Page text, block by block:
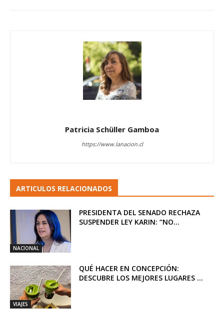
Patricia Schüller Gamboa
https://www.lanacion.cl
ARTICULOS RELACIONADOS
NACIONAL
PRESIDENTA DEL SENADO RECHAZA
SUSPENDER LEY KARIN: “NO...
VIAJES
QUÉ HACER EN CONCEPCIÓN:
DESCUBRE LOS MEJORES LUGARES ...